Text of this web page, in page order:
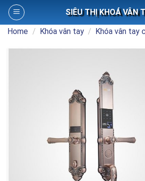
Skip
content
SIÊU THỊ KHOÁ VÂN
for:
Home / Khóa vân tay / Khóa vân tay